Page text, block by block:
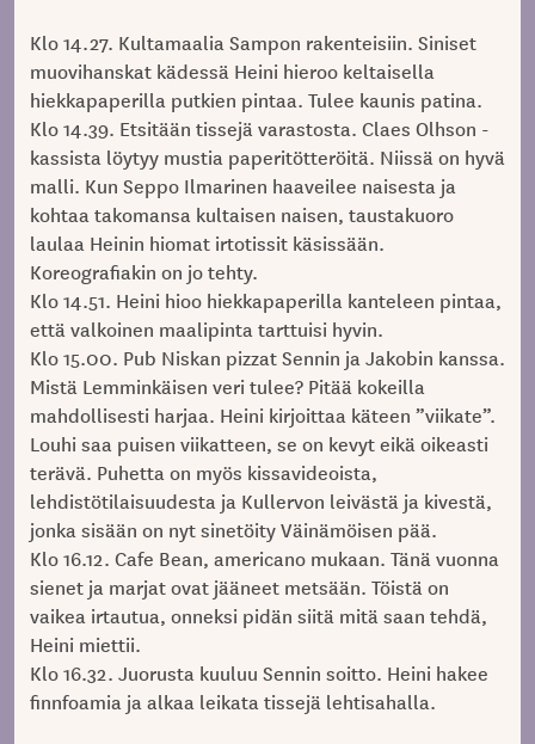
Klo 14.27. Kultamaalia Sampon rakenteisiin. Siniset
muovihanskat kädessä Heini hieroo keltaisella
hiekkapaperilla putkien pintaa. Tulee kaunis patina.
Klo 14.39. Etsitään tissejä varastosta. Claes Olhson -
kassista löytyy mustia paperitötteröitä. Niissä on hyvä
malli. Kun Seppo Ilmarinen haaveilee naisesta ja
kohtaa takomansa kultaisen naisen, taustakuoro
laulaa Heinin hiomat irtotissit käsissään.
Koreografiakin on jo tehty.
Klo 14.51. Heini hioo hiekkapaperilla kanteleen pintaa,
että valkoinen maalipinta tarttuisi hyvin.
Klo 15.00. Pub Niskan pizzat Sennin ja Jakobin kanssa.
Mistä Lemminkäisen veri tulee? Pitää kokeilla
mahdollisesti harjaa. Heini kirjoittaa käteen ”viikate”.
Louhi saa puisen viikatteen, se on kevyt eikä oikeasti
terävä. Puhetta on myös kissavideoista,
lehdistötilaisuudesta ja Kullervon leivästä ja kivestä,
jonka sisään on nyt sinetöity Väinämöisen pää.
Klo 16.12. Cafe Bean, americano mukaan. Tänä vuonna
sienet ja marjat ovat jääneet metsään. Töistä on
vaikea irtautua, onneksi pidän siitä mitä saan tehdä,
Heini miettii.
Klo 16.32. Juorusta kuuluu Sennin soitto. Heini hakee
finnfoamia ja alkaa leikata tissejä lehtisahalla.